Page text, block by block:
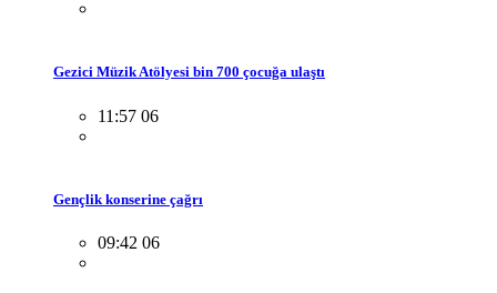
Gezici Müzik Atölyesi bin 700 çocuğa ulaştı
11:57 06
Gençlik konserine çağrı
09:42 06